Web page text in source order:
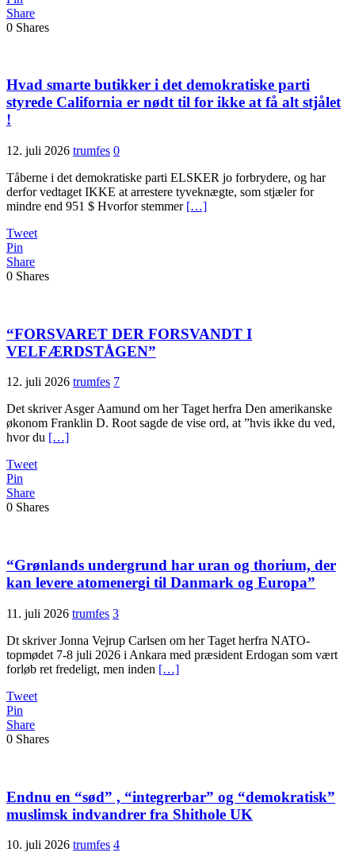
Share
0 Shares
Hvad smarte butikker i det demokratiske parti
styrede California er nødt til for ikke at få alt stjålet
!
12. juli 2026 trumfes 0
Tåberne i det demokratiske parti ELSKER jo forbrydere, og har
derfor vedtaget IKKE at arrestere tyveknægte, som stjæler for
mindre end 951 $ Hvorfor stemmer […]
Tweet
Pin
Share
0 Shares
“FORSVARET DER FORSVANDT I
VELFÆRDSTÅGEN”
12. juli 2026 trumfes 7
Det skriver Asger Aamund om her Taget herfra Den amerikanske
økonom Franklin D. Root sagde de vise ord, at ”hvis ikke du ved,
hvor du […]
Tweet
Pin
Share
0 Shares
“Grønlands undergrund har uran og thorium, der
kan levere atomenergi til Danmark og Europa”
11. juli 2026 trumfes 3
Dt skriver Jonna Vejrup Carlsen om her Taget herfra NATO-
topmødet 7-8 juli 2026 i Ankara med præsident Erdogan som vært
forløb ret fredeligt, men inden […]
Tweet
Pin
Share
0 Shares
Endnu en “sød” , “integrerbar” og “demokratisk”
muslimsk indvandrer fra Shithole UK
10. juli 2026 trumfes 4